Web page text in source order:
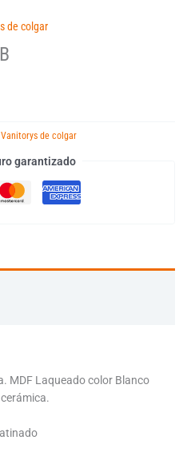
de colgar
Vanitorys de colgar
garantizado
MDF Laqueado color Blanco